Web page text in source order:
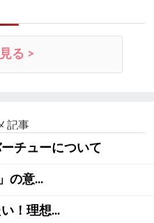
る >
記事
チューについて
の意...
！理想...